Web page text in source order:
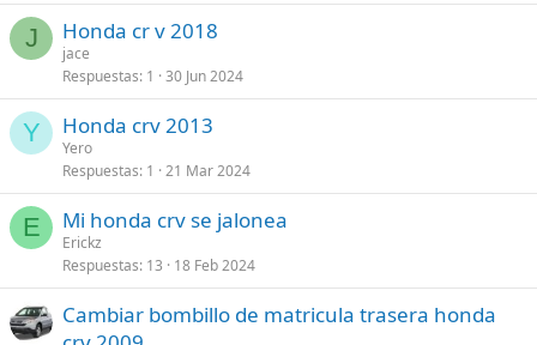
J Honda cr v 2018
jace
Respuestas 1 30 Jun 2024
Y Honda crv 2013
Yero
Respuestas 1 21 Mar 2024
E Mi honda crv se jalonea
Erickz
Respuestas 13 18 Feb 2024
Cambiar bombillo de matricula trasera honda